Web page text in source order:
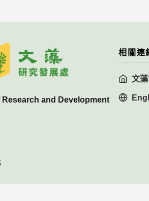
Research and Development
相關連
文